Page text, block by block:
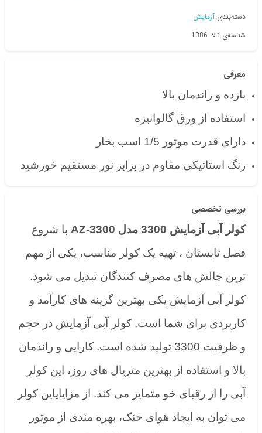
دسته‌بندی آزمایش
شناسه‌ی کالا: 1386
معرفی
بازده و راندمان بالا
استفاده از ورق گالوانیزه
دارای قدرت موتور 1/5 اسب بخار
رنگ استاتیکی مقاوم در برابر نور مستقیم خورشید
بررسی تخصصی
کولر آبی آزمایش 3300 مدل AZ-3300
با شروع
فصل تابستان ، تهیه یک کولر مناسب، یکی از مهم
ترین چالش های مصرف کنندگان تبدیل می شود.
کولر آبی آزمایش یکی بهترین گزینه های کارآمد و
کاربردی برای شما است. کولر آبی آزمایش در حجم
و ظرفیت 3300 تولید شده است. کارایی و راندمان
بالا و استفاده از بهترین متریال های روز، این کولر
آبی را از رقبای خو متمایز می کند. از مزایایاین کولر
می توان به ایجاد هوای خنک، بهره مندی از موتور